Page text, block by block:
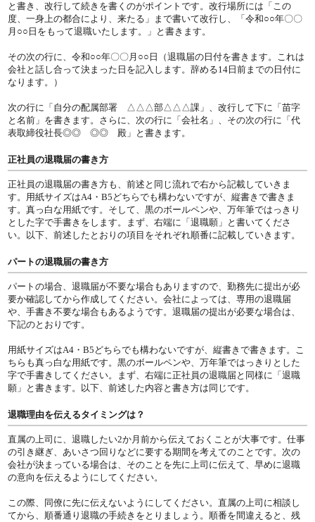
と書き、改行して続きを書くのがポイントです。改行場所には「この
度、一身上の都合により、来たる」まで書いて改行し、「令和○○年〇〇
月○○日をもって退職いたします。」と書きます。
その次の行に、令和○○年〇〇月○○日（退職届の日付を書きます。これは
会社と話し合って決まった日を記入します。辞める14日前までの日付に
なります。）
次の行に「自分の配属部署 △△△部△△△課」、改行して下に「苗字
と名前」を書きます。さらに、次の行に「会社名」、その次の行に「代
表取締役社長◎◎ ◎◎ 殿」と書きます。
正社員の退職届の書き方
正社員の退職届の書き方も、前述と同じ流れで右から記載していきま
す。用紙サイズはA4・B5どちらでも構わないですが、縦書きで書きま
す。真っ白な用紙です。そして、黒のボールペンや、万年筆ではっきり
とした字で手書きをします。まず、右端に「退職願」と書いてくださ
い。以下、前述したとおりの項目をそれぞれ順番に記載していきます。
パートの退職届の書き方
パートの場合、退職届が不要な場合もありますので、勤務先に提出が必
要か確認してから作成してください。会社によっては、専用の退職届
や、手書き不要な場合もあるようです。退職届の提出が必要な場合は、
下記のとおりです。
用紙サイズはA4・B5どちらでも構わないですが、縦書きで書きます。こ
ちらも真っ白な用紙です。黒のボールペンや、万年筆ではっきりとした
字で手書きしてください。まず、右端に正社員の退職届と同様に「退職
願」と書きます。以下、前述した内容と書き方は同じです。
退職理由を伝えるタイミングは？
直属の上司に、退職したい2か月前から伝えておくことが大事です。仕事
の引き継ぎ、あいさつ回りなどに要する期間を考えてのことです。次の
会社が決まっている場合は、そのことを先に上司に伝えて、早めに退職
の意向を伝えるようにしてください。
この際、同僚に先に伝えないようにしてください。直属の上司に相談し
てから、順番通り退職の手続きをとりましょう。順番を間違えると、残